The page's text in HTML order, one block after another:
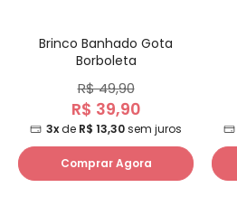
Brinco Banhado Gota
Borboleta
R$ 49,90
R$ 39,90
3xde R$ 13,30sem juros
Comprar Agora